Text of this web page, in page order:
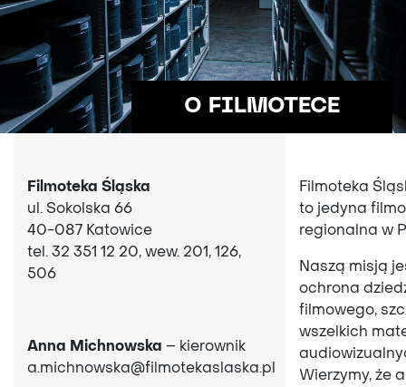
O FILMOTECE
Filmoteka Śląska
ul. Sokolska 66
40-087 Katowice
tel. 32 351 12 20, wew. 201, 126,
506
Anna Michnowska – kierownik
a.michnowska@filmotekaslaska.pl
Filmoteka
to jedyna
regionalna w
Naszą misją
ochrona
filmowego,
wszelkich
Wierzymy, że